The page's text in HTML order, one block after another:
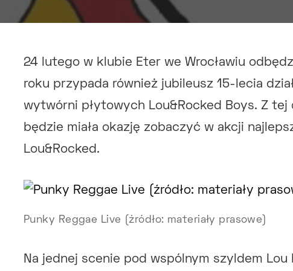
24 lutego w klubie Eter we Wrocławiu
roku przypada również jubileusz 15-lecia
wytwórni płytowych Lou&Rocked Boys. Z tej
będzie miała okazję zobaczyć w akcji
Lou&Rocked.
Punky Reggae Live (źródło: materiały prasowe)
Na jednej scenie pod wspólnym szyldem Lou